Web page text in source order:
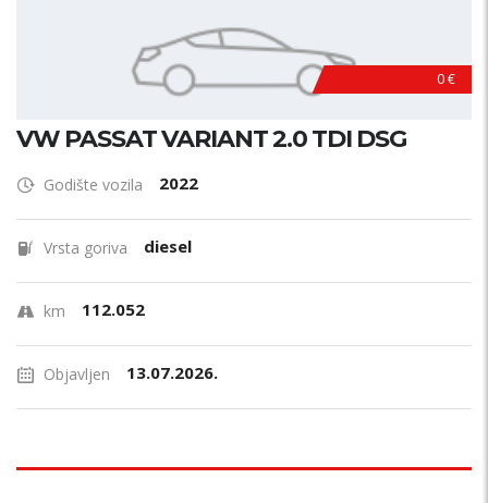
0 €
VW PASSAT VARIANT 2.0 TDI DSG
Godište vozila 2022
Vrsta goriva diesel
km 112.052
Objavljen 13.07.2026.